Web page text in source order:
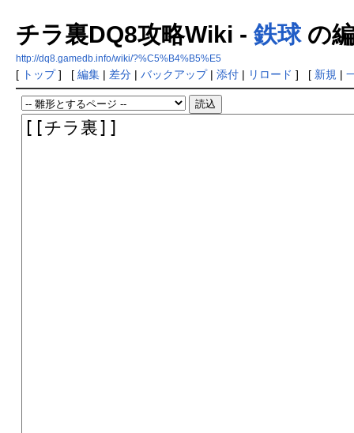
チラ裏DQ8攻略Wiki - 鉄球の
http://dq8.gamedb.info/wiki/?%C5%B4%B5%E5
[ トップ] [ 編集| 差分| バックアップ| 添付| リロード ] [ 新規 |